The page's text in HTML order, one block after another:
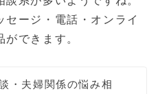
ージ・電話・オンライ
できます。
・夫婦関係の悩み相